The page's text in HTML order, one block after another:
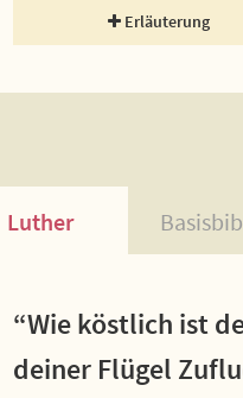
Erläuterung
Luther
“Wie köstlich ist
deiner Flügel